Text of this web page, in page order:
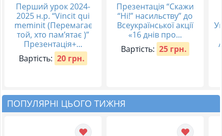
Перший урок 2024-
2025 н.р. “Vincit qui
meminit (Перемагає
той, хто пам’ятає )”
Презентація+...
Вартість: 20 грн.
Презентація “Скажи
“Ні!” насильству” до
Всеукраїнської акції
«16 днів про...
Вартість: 25 грн.
ПОПУЛЯРНІ ЦЬОГО ТИЖНЯ